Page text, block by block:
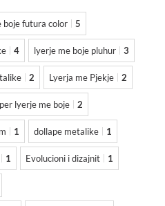
boje futura color 5
4 lyerje me boje pluhur 3
2 Lyerja me Pjekje 2
lyerje me boje 2
1 dollape metalike 1
1 Evolucioni i dizajnit 1